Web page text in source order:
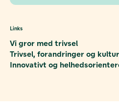
Links
Vi gror med trivsel
Trivsel, forandringer og
Innovativt og